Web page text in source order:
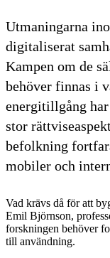
Utmaningarna
digitaliserat
Kampen om de
behöver finnas i
energitillgång
stor
befolkning
mobiler och
Vad krävs då för att
Emil Björnson,
forskningen behöver
till användning.